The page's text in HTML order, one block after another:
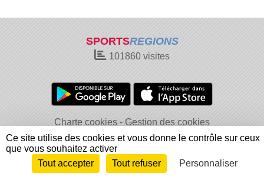
SPORTSREGIONS
101860 visites
Charte cookies
Gestion des cookies
Informations légales
Signaler un contenu inapproprié
Envie de participer ? Connexion
Ce site utilise des cookies et vous donne le contrôle sur ceux
que vous souhaitez activer
Tout accepter
Tout refuser Personnaliser